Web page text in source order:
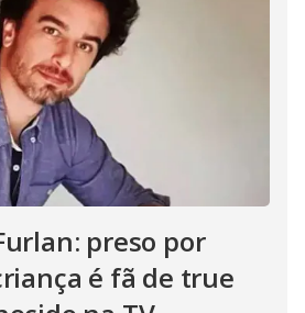
preso por
é fã de true